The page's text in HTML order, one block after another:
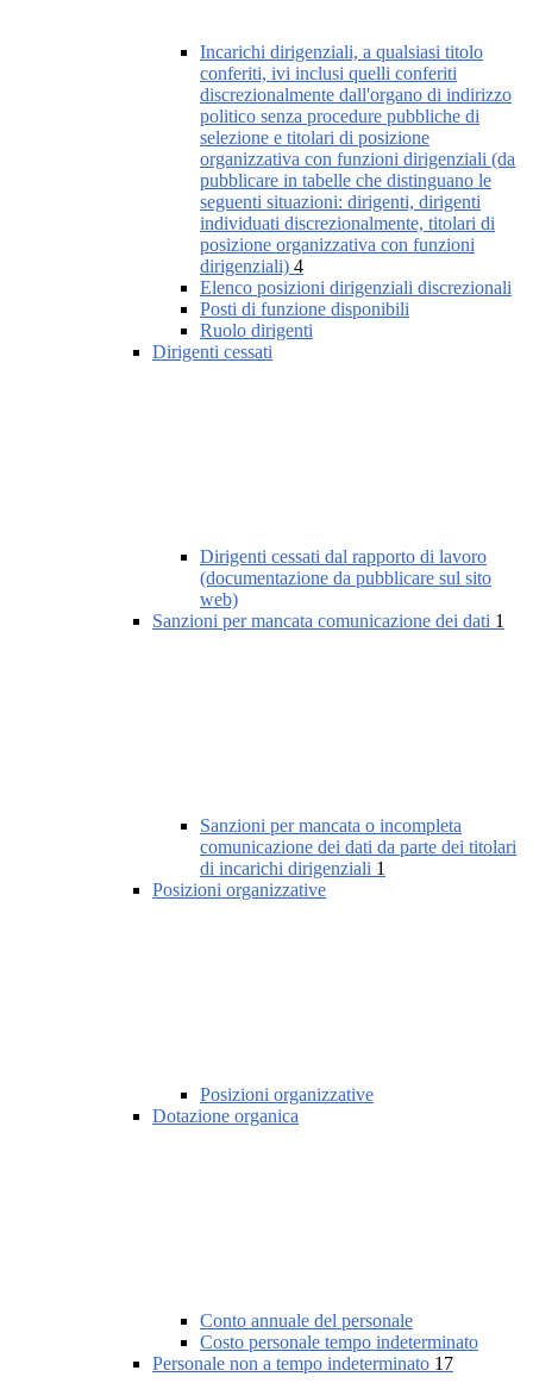
Incarichi dirigenziali, a qualsiasi titolo
conferiti, ivi inclusi quelli conferiti
discrezionalmente dall'organo di indirizzo
politico senza procedure pubbliche di
selezione e titolari di posizione
organizzativa con funzioni dirigenziali (da
pubblicare in tabelle che distinguano le
seguenti situazioni: dirigenti, dirigenti
individuati discrezionalmente, titolari di
posizione organizzativa con funzioni
dirigenziali) 4
Elenco posizioni dirigenziali discrezionali
Posti di funzione disponibili
Ruolo dirigenti
Dirigenti cessati
Dirigenti cessati dal rapporto di lavoro
(documentazione da pubblicare sul sito
web)
Sanzioni per mancata comunicazione dei dati 1
Sanzioni per mancata o incompleta
comunicazione dei dati da parte dei titolari
di incarichi dirigenziali 1
Posizioni organizzative
Posizioni organizzative
Dotazione organica
Conto annuale del personale
Costo personale tempo indeterminato
Personale non a tempo indeterminato 17